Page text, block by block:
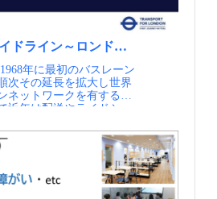
物
り、路上やサイクルポー
車の取り合いが発生し、
。 自治体として
、必要なデータは事業者
を求めるだけでは協力が
ます。 この課題に
間の利用をジオフェンス
した。路上やカーブサイ
て駐輪・駐車が制限さ
状況などのデータを共有
ルに従う事業者のみが利
ています。 また、デ
イト
」へデータを提供するこ
務付けられていますが、
いAOMや事業者は困って
、このポータルには、
けており、データ規格に
供者に対して、ポータル
による支援、オンライン
提供しています。 オー
して、モビリティデータ
ージャーのボイスさんに
データのアップデートが
の規制があって、規制の
基盤を構築し、徒歩や自
モードの情報を、個々の
に出すのではなく、官民
・品質で提供するMaaSを
のは、
地域モビリティ情報基
d'Information pour
基盤を構築し、会場周辺
パークアンドライド施
時データも整備しまし
タを自前のアプリで抱え
アプリや自治体、交通事
スボン大学と共同で開発
しています。利用者が都
先事項、計画に盛り込む
、身体・精神・環境にわ
の効果がその場で可視化
まらず、その計画によっ
関連コストを削減できる
な特徴で、すでに欧州の
の概要（出典①） ポイ
論文の段階にとどまら
計画づくりの現場で使わ
落とし込まれている点に
スト配信内容・JCOMMニ
） 日本のMMの実務と研
交換を支援することを目
人 日本モビリティ・マ
信するニューズレターで
ス（毎月） 国内外のMM
にしてお届けします。・
を配信します。・JCOMM
ているJCOMMの大会情報
お届けします。
ドライン～ロンドン市交通局2025
次その延長を拡大し世界
ネットワークを有するに
近年は配送やライドシェ
備の取り組みにもかかわ
速度が低下していまし
ス利用者の減少に影響し
ました。 2016年、かつ
あったサディク・カーン